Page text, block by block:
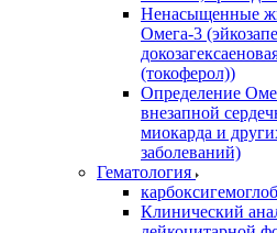
Ненасыщенные
Омега-3
(токоферол))
Определение
внезапной
миокарда и
заболеваний)
Гематология
Клинический